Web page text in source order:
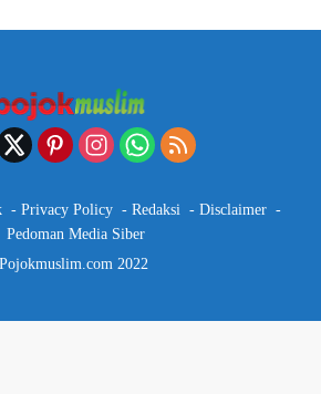
Privacy Policy Redaksi
Disclaimer
Pedoman Media Siber
Pojokmuslim.com 2022